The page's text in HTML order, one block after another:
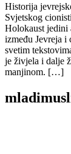
Historija
Svjetskog
Holokaust jedini
između Jevreja i
svetim
je živjela i dalje
manjinom. […]